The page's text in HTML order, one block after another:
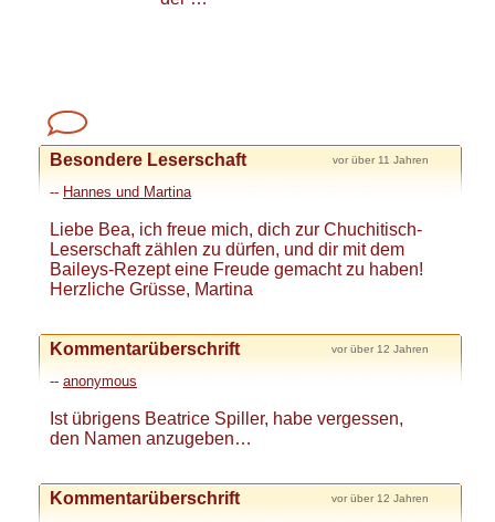
Besondere Leserschaft vor über 11 Jahren
-- Hannes und Martina
Liebe Bea, ich freue mich, dich zur Chuchitisch-
Leserschaft zählen zu dürfen, und dir mit dem
Baileys-Rezept eine Freude gemacht zu haben!
Herzliche Grüsse, Martina
Kommentarüberschrift vor über 12 Jahren
-- anonymous
Ist übrigens Beatrice Spiller, habe vergessen,
den Namen anzugeben…
Kommentarüberschrift vor über 12 Jahren